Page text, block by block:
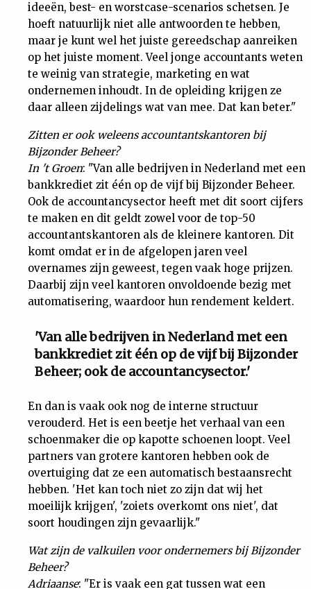
ideeën, best- en worstcase-scenarios schetsen. Je
hoeft natuurlijk niet alle antwoorden te hebben,
maar je kunt wel het juiste gereedschap aanreiken
op het juiste moment. Veel jonge accountants weten
te weinig van strategie, marketing en wat
ondernemen inhoudt. In de opleiding krijgen ze
daar alleen zijdelings wat van mee. Dat kan beter."
Zitten er ook weleens accountantskantoren bij
Bijzonder Beheer?
In 't Groen: "Van alle bedrijven in Nederland met een
bankkrediet zit één op de vijf bij Bijzonder Beheer.
Ook de accountancysector heeft met dit soort cijfers
te maken en dit geldt zowel voor de top-50
accountantskantoren als de kleinere kantoren. Dit
komt omdat er in de afgelopen jaren veel
overnames zijn geweest, tegen vaak hoge prijzen.
Daarbij zijn veel kantoren onvoldoende bezig met
automatisering, waardoor hun rendement keldert.
'Van alle bedrijven in Nederland met een
bankkrediet zit één op de vijf bij Bijzonder
Beheer; ook de accountancysector.'
En dan is vaak ook nog de interne structuur
verouderd. Het is een beetje het verhaal van een
schoenmaker die op kapotte schoenen loopt. Veel
partners van grotere kantoren hebben ook de
overtuiging dat ze een automatisch bestaansrecht
hebben. 'Het kan toch niet zo zijn dat wij het
moeilijk krijgen', 'zoiets overkomt ons niet', dat
soort houdingen zijn gevaarlijk."
Wat zijn de valkuilen voor ondernemers bij Bijzonder
Beheer?
Adriaanse: "Er is vaak een gat tussen wat een